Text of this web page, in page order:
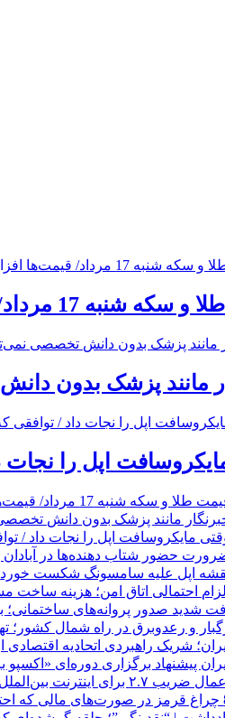
شنبه 17 مرداد/ قیمت‌ها افزایشی
مانند پزشک بدون
اپل را
طلا و سکه شنبه 17 مرداد/ قیمت‌ها افزایشی
مانند پزشک بدون دانش
مایکروسافت اپل را نجات داد /
حضور شتاب ‌دهنده‌ها در
اپل علیه سامسونگ شکست خورد
احتمالی اتاق امن؛ هزینه
شدید صدور پروانه‌های
و رعدوبرق در راه شمال کشور؛
شریک راهبردی اتحادیه
پیشنهاد برگزاری دوره‌ای «اکسپو
۲.۷ برای اینترنت بین‌الملل صحت دارد؟ / واکنش سازمان تنظیم مقررات
می‌کند